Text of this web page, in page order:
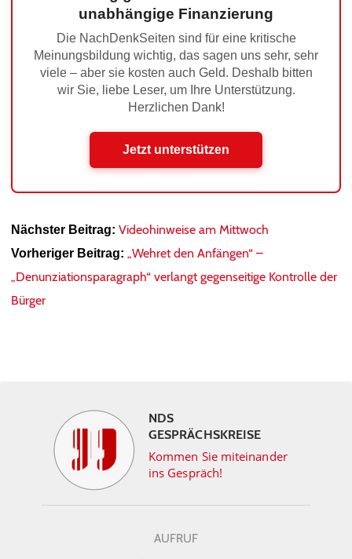
unabhängige Finanzierung
Die NachDenkSeiten sind für eine kritische
Meinungsbildung wichtig, das sagen uns sehr, sehr
viele – aber sie kosten auch Geld. Deshalb bitten
wir Sie, liebe Leser, um Ihre Unterstützung.
Herzlichen Dank!
Jetzt unterstützen
Nächster Beitrag: Videohinweise am Mittwoch
Vorheriger Beitrag: „Wehret den Anfängen“ –
„Denunziationsparagraph“ verlangt gegenseitige Kontrolle der
Bürger
NDS
GESPRÄCHSKREISE
Kommen Sie miteinander
ins Gespräch!
AUFRUF